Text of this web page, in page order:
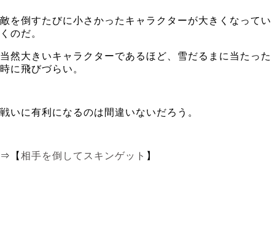
敵を倒すたびに小さかったキャラクターが大きくなってい
くのだ。
当然大きいキャラクターであるほど、雪だるまに当たった
時に飛びづらい。
戦いに有利になるのは間違いないだろう。
⇒【 相手を倒してスキンゲット 】